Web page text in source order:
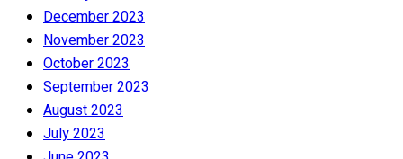
December 2023
November 2023
October 2023
September 2023
August 2023
July 2023